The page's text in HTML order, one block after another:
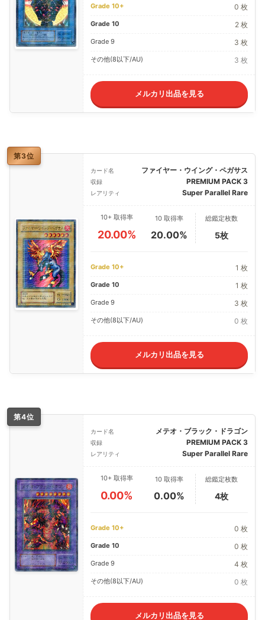
Grade 10+ 0 枚
Grade 10 2 枚
Grade 9 3 枚
その他(8以下/AU) 3 枚
メルカリ出品を見る
第3位
カード名 ファイヤー・ウイング・ペガサス
収録 PREMIUM PACK 3
レアリティ Super Parallel Rare
10+ 取得率
20.00%
10 取得率
20.00%
総鑑定枚数
5枚
Grade 10+ 1 枚
Grade 10 1 枚
Grade 9 3 枚
その他(8以下/AU) 0 枚
メルカリ出品を見る
第4位
カード名 メテオ・ブラック・ドラゴン
収録 PREMIUM PACK 3
レアリティ Super Parallel Rare
10+ 取得率
0.00%
10 取得率
0.00%
総鑑定枚数
4枚
Grade 10+ 0 枚
Grade 10 0 枚
Grade 9 4 枚
その他(8以下/AU) 0 枚
メルカリ出品を見る